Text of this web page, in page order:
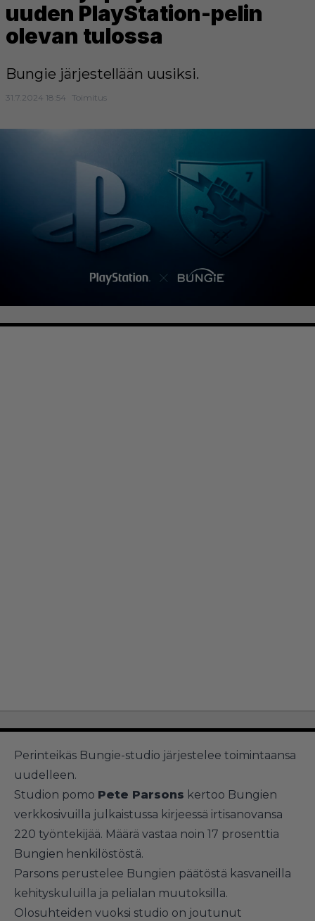
uuden PlayStation-pelin
olevan tulossa
Bungie järjestellään uusiksi.
31.7.2024 18:54 Toimitus
Perinteikäs Bungie-studio järjestelee toimintaansa
uudelleen.
Studion pomo Pete Parsons kertoo Bungien
verkkosivuilla julkaistussa kirjeessä irtisanovansa
220 työntekijää. Määrä vastaa noin 17 prosenttia
Bungien henkilöstöstä.
Parsons perustelee Bungien päätöstä kasvaneilla
kehityskuluilla ja pelialan muutoksilla.
Olosuhteiden vuoksi studio on joutunut